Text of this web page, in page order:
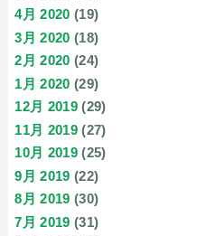
4月 2020 (19)
3月 2020 (18)
2月 2020 (24)
1月 2020 (29)
12月 2019 (29)
11月 2019 (27)
10月 2019 (25)
9月 2019 (22)
8月 2019 (30)
7月 2019 (31)